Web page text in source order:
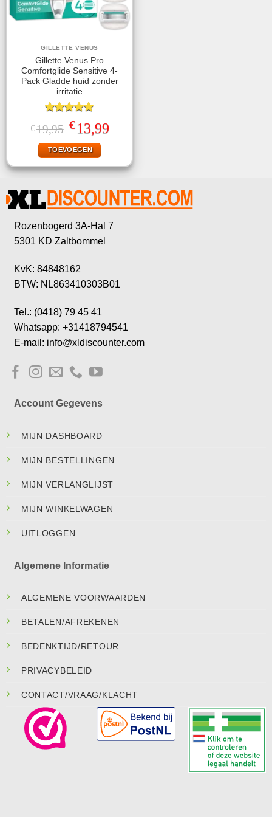
GILLETTE VENUS
Gillette Venus Pro
Comfortglide Sensitive 4-
Pack Gladde huid zonder
irritatie
Gewaardeerd
5.00uit 5
€19,95 Oorspronkelijke
prijs
was:
€19,95.
€13,99Huidige
prijs
TOEVOEGEN
Rozenbogerd 3A-Hal 7
5301 KD Zaltbommel
KvK: 84848162
BTW: NL863410303B01
Tel.: (0418) 79 45 41
Whatsapp: +31418794541
E-mail: info@xldiscounter.com
Account Gegevens
MIJN DASHBOARD
MIJN BESTELLINGEN
MIJN VERLANGLIJST
MIJN WINKELWAGEN
UITLOGGEN
Algemene Informatie
ALGEMENE VOORWAARDEN
BETALEN/AFREKENEN
BEDENKTIJD/RETOUR
PRIVACYBELEID
CONTACT/VRAAG/KLACHT